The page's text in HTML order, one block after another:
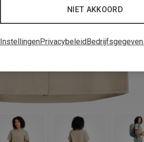
NIET AKKOORD
InstellingenPrivacybeleid